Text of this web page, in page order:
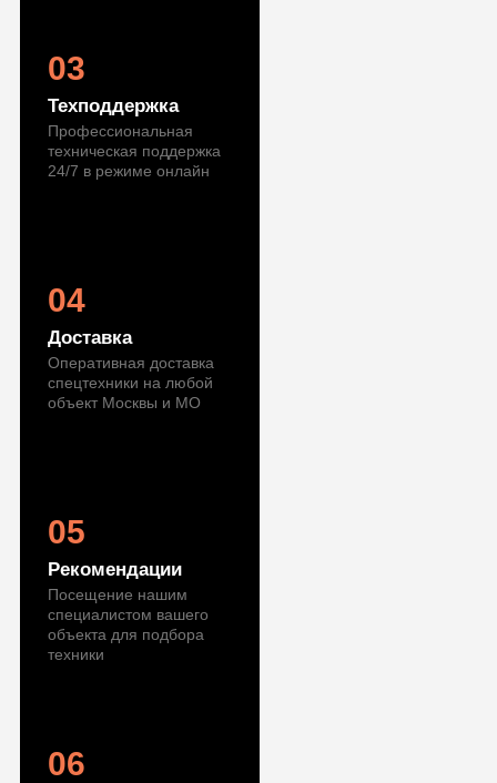
03
Техподдержка
Профессиональная
техническая поддержка
24/7 в режиме онлайн
04
Доставка
Оперативная доставка
спецтехники на любой
объект Москвы и МО
05
Рекомендации
Посещение нашим
специалистом вашего
объекта для подбора
техники
06